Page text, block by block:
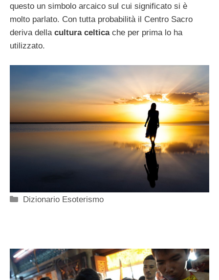
questo un simbolo arcaico sul cui significato si è
molto parlato. Con tutta probabilità il Centro Sacro
deriva dellacultura celticache per prima lo ha
utilizzato.
Categorie
Dizionario Esoterismo